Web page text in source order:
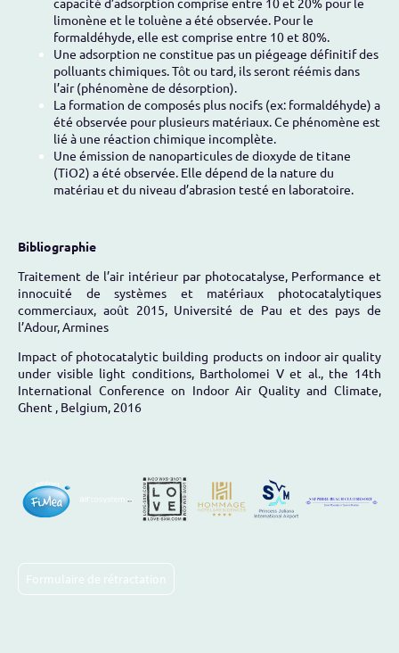
limonène et le toluène a été observée. Pour le
formaldéhyde, elle est comprise entre 10 et 80%.
Une adsorption ne constitue pas un piégeage définitif des
polluants chimiques. Tôt ou tard, ils seront réémis dans
l’air (phénomène de désorption).
La formation de composés plus nocifs (ex: formaldéhyde) a
été observée pour plusieurs matériaux. Ce phénomène est
lié à une réaction chimique incomplète.
Une émission de nanoparticules de dioxyde de titane
(TiO2) a été observée. Elle dépend de la nature du
matériau et du niveau d’abrasion testé en laboratoire.
Bibliographie
Traitement de l’air intérieur par photocatalyse, Performance et
innocuité de systèmes et matériaux photocatalytiques
commerciaux, août 2015, Université de Pau et des pays de
l’Adour, Armines
Impact of photocatalytic building products on indoor air quality
under visible light conditions, Bartholomei V et al., the 14th
International Conference on Indoor Air Quality and Climate,
Ghent , Belgium, 2016
Formulaire de rétractation